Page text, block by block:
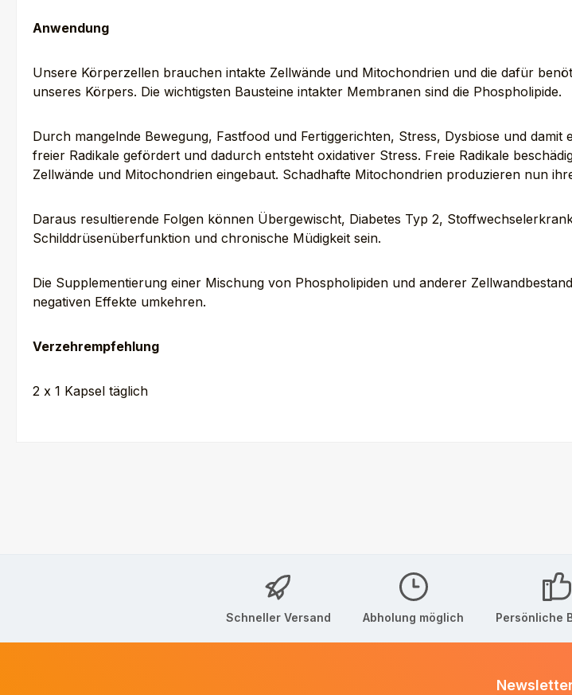
Anwendung
Unsere Körperzellen brauchen intakte Zellwände und Mitochondrien und die dafür
unseres Körpers. Die wichtigsten Bausteine intakter Membranen sind die Phospholipide.
Durch mangelnde Bewegung, Fastfood und Fertiggerichten, Stress, Dysbiose und
freier Radikale gefördert und dadurch entsteht oxidativer Stress. Freie Radikale
Zellwände und Mitochondrien eingebaut. Schadhafte Mitochondrien produzieren nun
Daraus resultierende Folgen können Übergewischt, Diabetes Typ 2,
Schilddrüsenüberfunktion und chronische Müdigkeit sein.
Die Supplementierung einer Mischung von Phospholipiden und anderer
negativen Effekte umkehren.
Verzehrempfehlung
2 x 1 Kapsel täglich
Schneller Versand Abholung möglich Persönliche